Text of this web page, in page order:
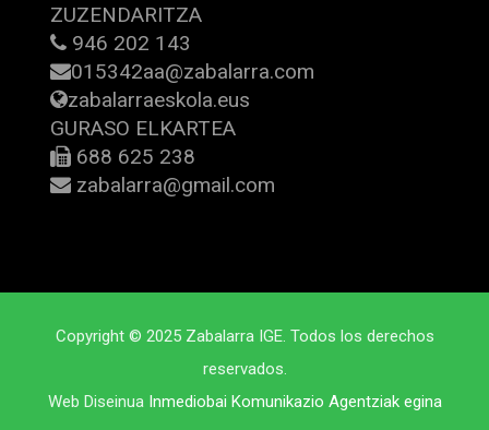
ZUZENDARITZA
946 202 143
015342aa@zabalarra.com
zabalarraeskola.eus
GURASO ELKARTEA
688 625 238
zabalarra@gmail.com
Copyright © 2025 Zabalarra IGE. Todos los derechos
reservados.
Web Diseinua Inmediobai Komunikazio Agentziak egina